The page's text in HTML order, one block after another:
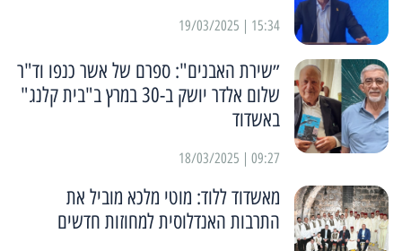
15:34 | 19/03/2025
״שירת האבנים": ספרם של אשר כנפו וד"ר
שלום אלדר יושק ב-30 במרץ ב"בית קלנג"
באשדוד
09:27 | 18/03/2025
מאשדוד ללוד: מוטי מלכא מוביל את
התרבות האנדלוסית למחוזות חדשים